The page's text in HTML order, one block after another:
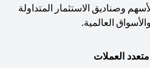
وصناديق الاستثمار المتداولة
العالمية.
العملات